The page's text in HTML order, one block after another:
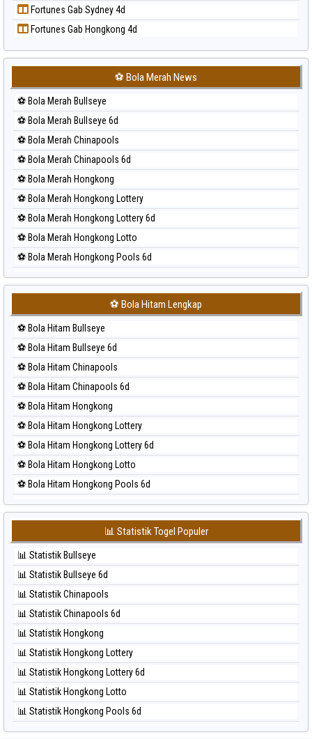
Prediksi Sydney
Prediksi Sydney Lottery
Prediksi Sydney Lottery 6d
Prediksi Sydney Pools 6d
Prediksi Taipei
Prediksi Taiwan
Fortunes Gab Sydney 4d
Fortunes Gab Hongkong 4d
⚽ Bola Merah News
⚽ Bola Merah Bullseye
⚽ Bola Merah Bullseye 6d
⚽ Bola Merah Chinapools
⚽ Bola Merah Chinapools 6d
⚽ Bola Merah Hongkong
⚽ Bola Merah Hongkong Lottery
⚽ Bola Merah Hongkong Lottery 6d
⚽ Bola Merah Hongkong Lotto
⚽ Bola Merah Hongkong Pools 6d
⚽ Bola Merah Japan
⚽ Bola Merah Japan 6d
⚽ Bola Merah Korea
⚽ Bola Merah Kuda Lari
⚽ Bola Merah Magnum Cambodia
⚽ Bola Merah Nagoya
⚽ Bola Merah North Carolina Day
⚽ Bola Merah Pcso
⚽ Bola Merah Sao Paulo
⚽ Bola Merah Singapore
⚽ Bola Merah Sydney
⚽ Bola Merah Sydney Lottery
⚽ Bola Merah Sydney Lottery 6d
⚽ Bola Merah Sydney Lotto
⚽ Bola Merah Sydney Pools 6d
⚽ Bola Merah Taipei
⚽ Bola Merah Taiwan
⚽ Bola Hitam Lengkap
⚽ Bola Hitam Bullseye
⚽ Bola Hitam Bullseye 6d
⚽ Bola Hitam Chinapools
⚽ Bola Hitam Chinapools 6d
⚽ Bola Hitam Hongkong
⚽ Bola Hitam Hongkong Lottery
⚽ Bola Hitam Hongkong Lottery 6d
⚽ Bola Hitam Hongkong Lotto
⚽ Bola Hitam Hongkong Pools 6d
⚽ Bola Hitam Japan
⚽ Bola Hitam Japan 6d
⚽ Bola Hitam Korea
⚽ Bola Hitam Kuda Lari
⚽ Bola Hitam Magnum Cambodia
⚽ Bola Hitam Nagoya
⚽ Bola Hitam North Carolina Day
⚽ Bola Hitam Pcso
⚽ Bola Hitam Sao Paulo
⚽ Bola Hitam Singapore
⚽ Bola Hitam Sydney
⚽ Bola Hitam Sydney Lottery
📊 Statistik Togel Populer
📊 Statistik Bullseye
📊 Statistik Bullseye 6d
📊 Statistik Chinapools
📊 Statistik Chinapools 6d
📊 Statistik Hongkong
📊 Statistik Hongkong Lottery
📊 Statistik Hongkong Lottery 6d
📊 Statistik Hongkong Lotto
📊 Statistik Hongkong Pools 6d
📊 Statistik Japan